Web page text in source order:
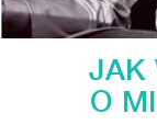
JAK
O